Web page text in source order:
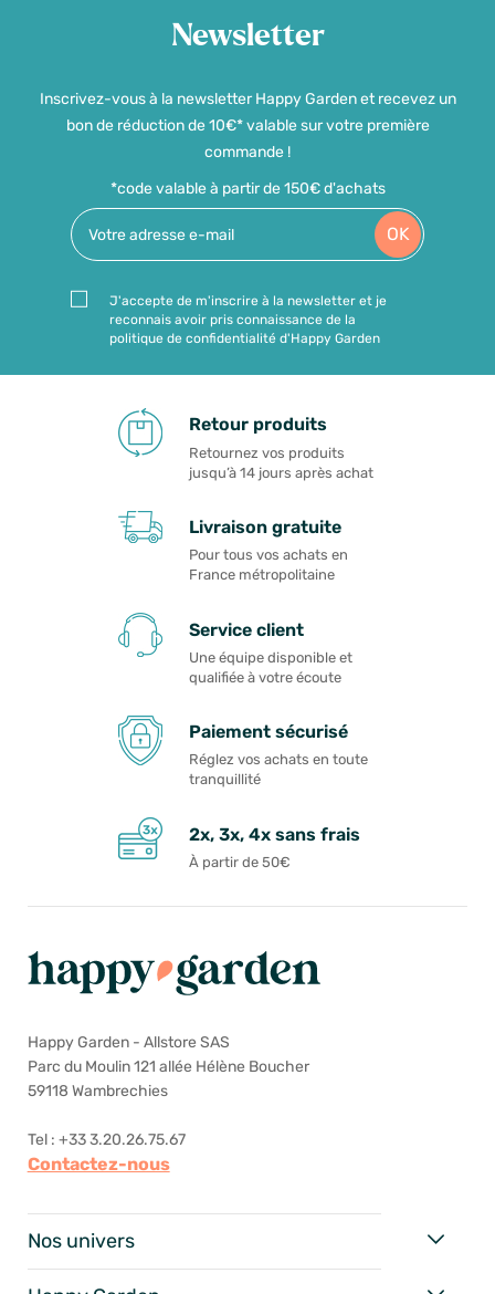
Newsletter
Inscrivez-vous à la newsletter Happy Garden et recevez un
bon de réduction de 10€* valable sur votre première
commande !
*code valable à partir de 150€ d'achats
OK
J'accepte de m'inscrire à la newsletter et je
reconnais avoir pris connaissance de la
politique de confidentialité d'Happy Garden
Retour produits
Retournez vos produits
jusqu’à 14 jours après achat
Livraison gratuite
Pour tous vos achats en
France métropolitaine
Service client
Une équipe disponible et
qualifiée à votre écoute
Paiement sécurisé
Réglez vos achats en toute
tranquillité
2x, 3x, 4x sans frais
À partir de 50€
Happy Garden - Allstore SAS
Parc du Moulin 121 allée Hélène Boucher
59118 Wambrechies
Tel : +33 3.20.26.75.67
Contactez-nous
Nos univers